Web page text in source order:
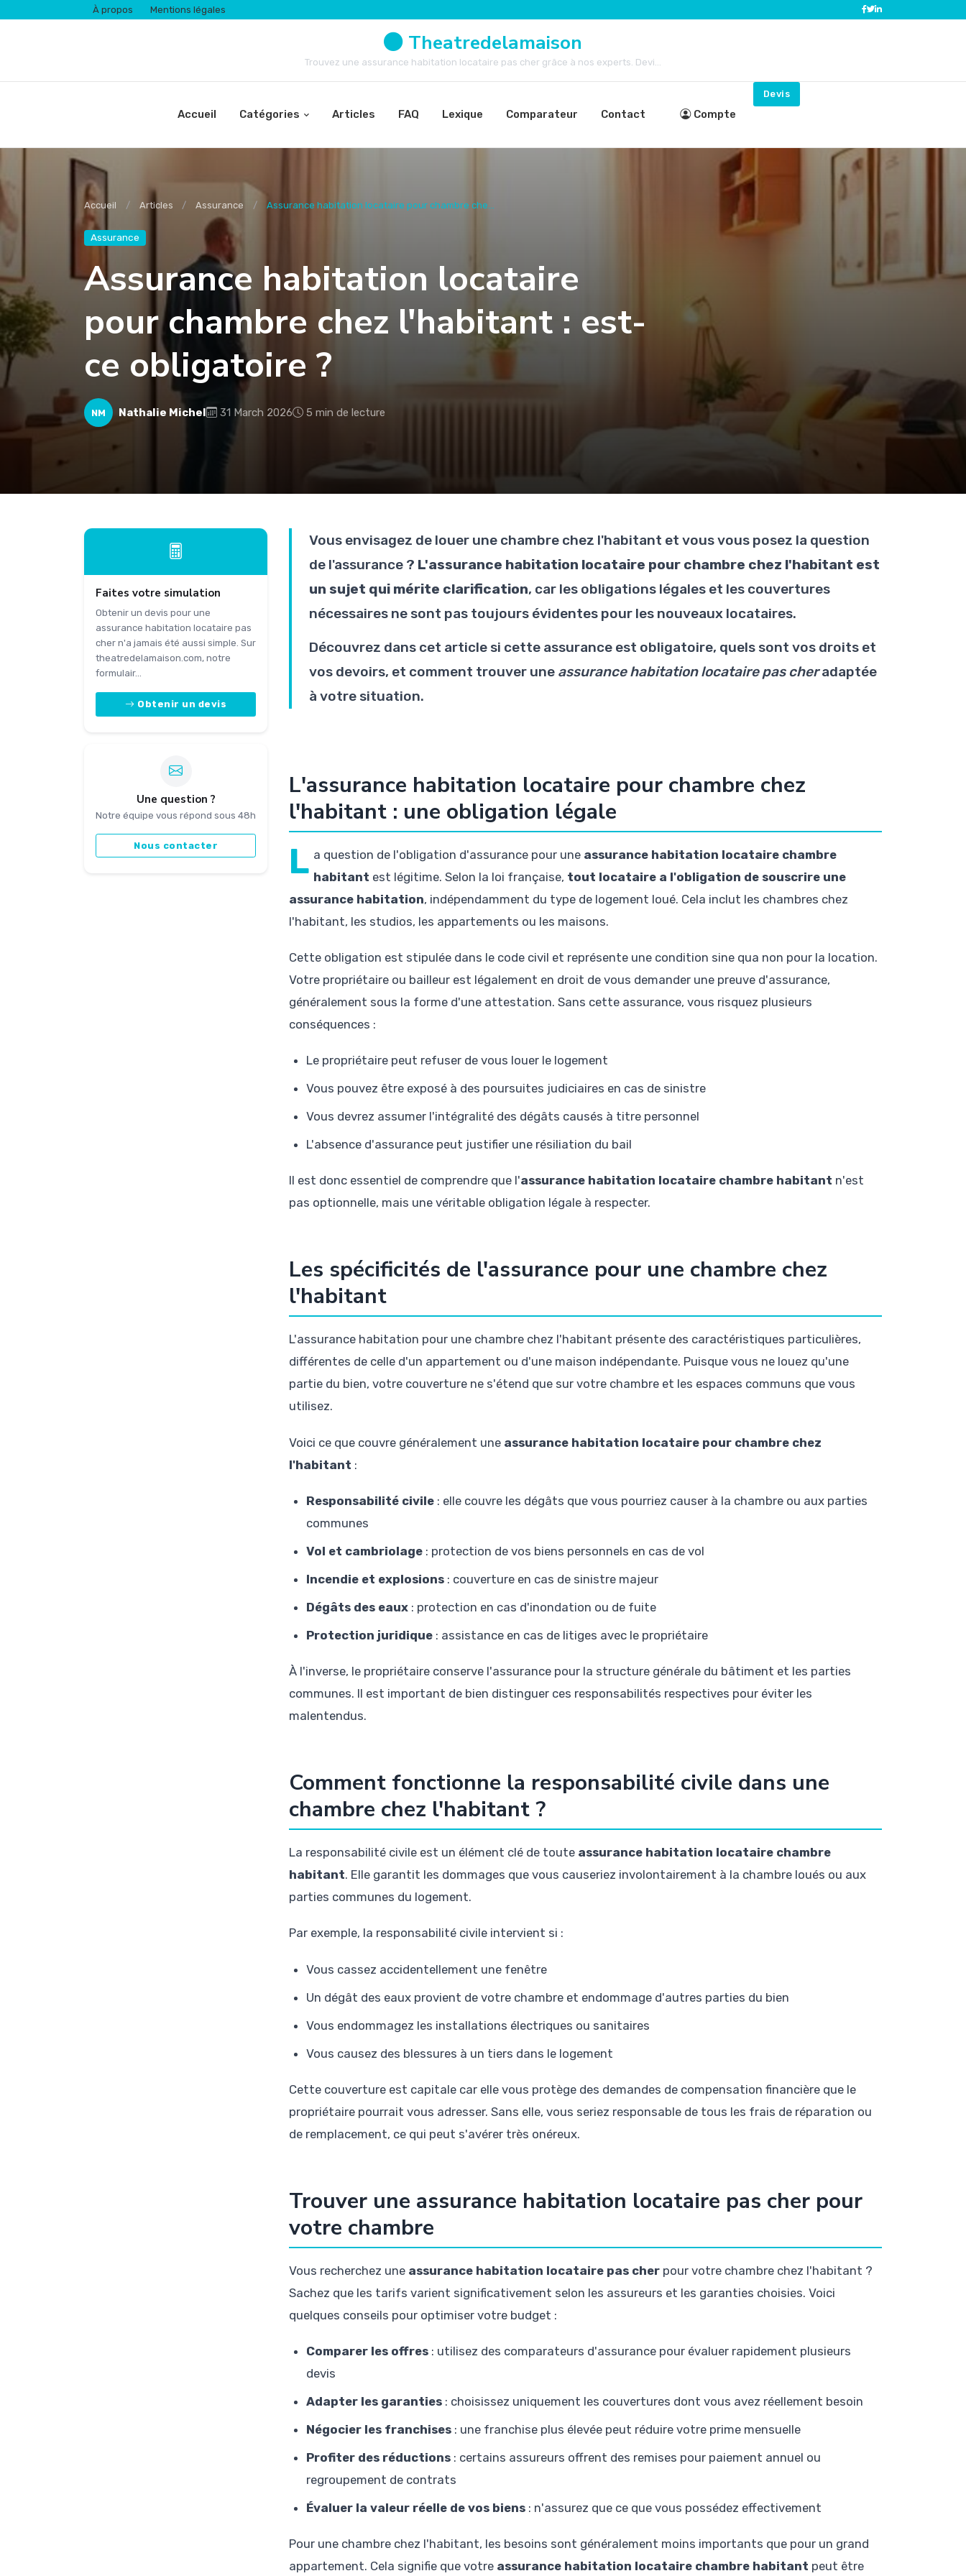
À propos Mentions légales
Theatredelamaison
Trouvez une assurance habitation locataire pas cher grâce à nos experts. Devi...
Accueil Catégories Articles FAQ Lexique Comparateur Contact Compte
Devis
Accueil Articles Assurance Assurance habitation locataire pour chambre che...
Assurance
Assurance habitation locataire
pour chambre chez l'habitant : est-
ce obligatoire ?
NM Nathalie Michel 31 March 2026 5 min de lecture
Faites votre simulation
Obtenir un devis pour une
assurance habitation locataire pas
cher n'a jamais été aussi simple. Sur
theatredelamaison.com, notre
formulair...
Obtenir un devis
Une question ?
Notre équipe vous répond sous 48h
Nous contacter
Vous envisagez de louer une chambre chez l'habitant et vous vous posez la question
de l'assurance ? L'assurance habitation locataire pour chambre chez l'habitant est
un sujet qui mérite clarification, car les obligations légales et les couvertures
nécessaires ne sont pas toujours évidentes pour les nouveaux locataires.
Découvrez dans cet article si cette assurance est obligatoire, quels sont vos droits et
vos devoirs, et comment trouver une assurance habitation locataire pas cheradaptée
à votre situation.
L'assurance habitation locataire pour chambre chez
l'habitant : une obligation légale
L a question de l'obligation d'assurance pour une assurance habitation locataire chambre
habitant est légitime. Selon la loi française, tout locataire a l'obligation de souscrire une
assurance habitation, indépendamment du type de logement loué. Cela inclut les chambres chez
l'habitant, les studios, les appartements ou les maisons.
Cette obligation est stipulée dans le code civil et représente une condition sine qua non pour la location.
Votre propriétaire ou bailleur est légalement en droit de vous demander une preuve d'assurance,
généralement sous la forme d'une attestation. Sans cette assurance, vous risquez plusieurs
conséquences :
Le propriétaire peut refuser de vous louer le logement
Vous pouvez être exposé à des poursuites judiciaires en cas de sinistre
Vous devrez assumer l'intégralité des dégâts causés à titre personnel
L'absence d'assurance peut justifier une résiliation du bail
Il est donc essentiel de comprendre que l'assurance habitation locataire chambre habitant n'est
pas optionnelle, mais une véritable obligation légale à respecter.
Les spécificités de l'assurance pour une chambre chez
l'habitant
L'assurance habitation pour une chambre chez l'habitant présente des caractéristiques particulières,
différentes de celle d'un appartement ou d'une maison indépendante. Puisque vous ne louez qu'une
partie du bien, votre couverture ne s'étend que sur votre chambre et les espaces communs que vous
utilisez.
Voici ce que couvre généralement une assurance habitation locataire pour chambre chez
l'habitant :
Responsabilité civile : elle couvre les dégâts que vous pourriez causer à la chambre ou aux parties
communes
Vol et cambriolage : protection de vos biens personnels en cas de vol
Incendie et explosions : couverture en cas de sinistre majeur
Dégâts des eaux : protection en cas d'inondation ou de fuite
Protection juridique : assistance en cas de litiges avec le propriétaire
À l'inverse, le propriétaire conserve l'assurance pour la structure générale du bâtiment et les parties
communes. Il est important de bien distinguer ces responsabilités respectives pour éviter les
malentendus.
Comment fonctionne la responsabilité civile dans une
chambre chez l'habitant ?
La responsabilité civile est un élément clé de toute assurance habitation locataire chambre
habitant. Elle garantit les dommages que vous causeriez involontairement à la chambre loués ou aux
parties communes du logement.
Par exemple, la responsabilité civile intervient si :
Vous cassez accidentellement une fenêtre
Un dégât des eaux provient de votre chambre et endommage d'autres parties du bien
Vous endommagez les installations électriques ou sanitaires
Vous causez des blessures à un tiers dans le logement
Cette couverture est capitale car elle vous protège des demandes de compensation financière que le
propriétaire pourrait vous adresser. Sans elle, vous seriez responsable de tous les frais de réparation ou
de remplacement, ce qui peut s'avérer très onéreux.
Trouver une assurance habitation locataire pas cher pour
votre chambre
Vous recherchez une assurance habitation locataire pas cher pour votre chambre chez l'habitant ?
Sachez que les tarifs varient significativement selon les assureurs et les garanties choisies. Voici
quelques conseils pour optimiser votre budget :
Comparer les offres : utilisez des comparateurs d'assurance pour évaluer rapidement plusieurs
devis
Adapter les garanties : choisissez uniquement les couvertures dont vous avez réellement besoin
Négocier les franchises : une franchise plus élevée peut réduire votre prime mensuelle
Profiter des réductions : certains assureurs offrent des remises pour paiement annuel ou
regroupement de contrats
Évaluer la valeur réelle de vos biens : n'assurez que ce que vous possédez effectivement
Pour une chambre chez l'habitant, les besoins sont généralement moins importants que pour un grand
appartement. Cela signifie que votre assurance habitation locataire chambre habitant peut être